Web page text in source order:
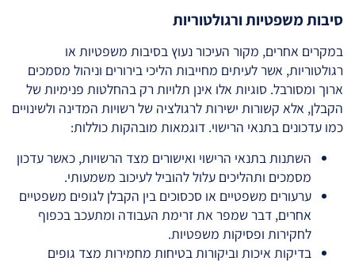
סיבות משפטיות ורגולטוריות
במקרים אחרים, מקור העיכור נעוץ בסיבות משפטיות או
רגולטוריות, אשר לעיתים מחייבות הליכי בירורים וניהול מסמכים
ארוך ומסורבל. סוגיות אלו אינן תלויות רק בהחלטות פנימיות של
הקבלן, אלא קשורות ישירות לרגולציה של רשויות המדינה ולשינויים
כמו עדכונים בתנאי הרישוי. דוגמאות מובהקות כוללות:
השתנות בתנאי הרישוי ואישורים מצד הרשויות, כאשר עדכון
מסמכים ותהליכים עלול להוביל לעיכוב משמעותי.
ערעורים משפטיים או סכסוכים בין הקבלן לגופים משפטיים
אחרים, דבר שמפר את זרימת העבודה ומתעכב בכפוף
לחקירות ופסיקות משפטיות.
בדיקות איכות וביקורות בטיחות מחמירות מצד גופים